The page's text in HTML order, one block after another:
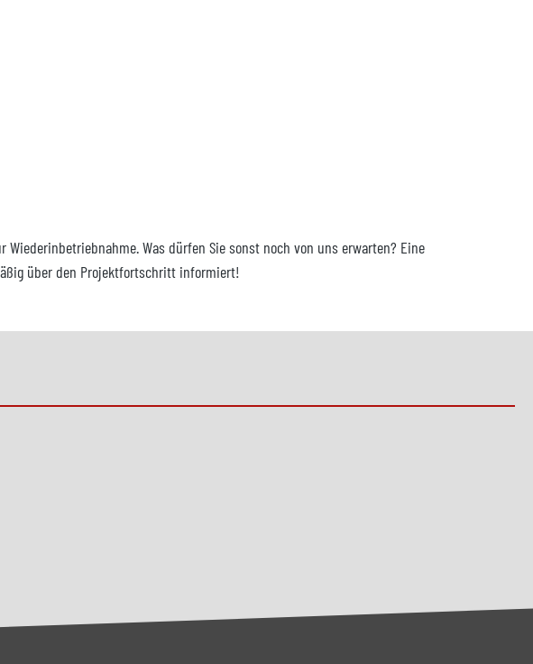
Was dürfen Sie sonst noch von uns erwarten? Eine
über den Projektfortschritt informiert!